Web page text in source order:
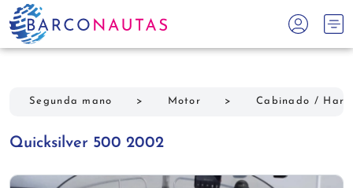
Segunda mano > Motor > Cabinado /
Quicksilver 500 2002